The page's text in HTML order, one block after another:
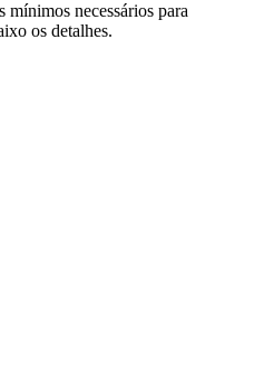
mínimos necessários para
os detalhes.